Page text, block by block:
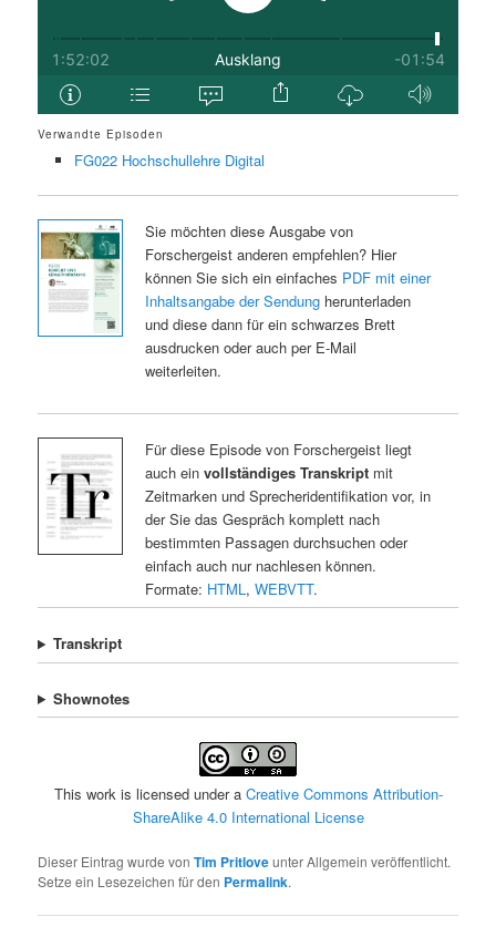
Verwandte Episoden
FG022 Hochschullehre Digital
Sie möchten diese Ausgabe von
Forschergeist anderen empfehlen? Hier
können Sie sich ein einfaches PDF mit einer
Inhaltsangabe der Sendungherunterladen
und diese dann für ein schwarzes Brett
ausdrucken oder auch per E-Mail
weiterleiten.
Für diese Episode von Forschergeist liegt
auch ein vollständiges Transkriptmit
Zeitmarken und Sprecheridentifikation vor, in
der Sie das Gespräch komplett nach
bestimmten Passagen durchsuchen oder
einfach auch nur nachlesen können.
Formate: HTML , WEBVTT.
Transkript
Shownotes
This work is licensed under a Creative Commons Attribution-
ShareAlike 4.0 International License
Dieser Eintrag wurde vonTim Pritloveunter Allgemein veröffentlicht.
Setze ein Lesezeichen für den Permalink.